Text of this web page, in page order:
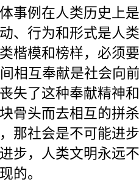
事例在人类历史上
、行为和形式是人
楷模和榜样，必须
相互奉献是社会向
失了这种奉献精神
骨头而去相互的拼
那社会是不可能进
步，人类文明永远
的。